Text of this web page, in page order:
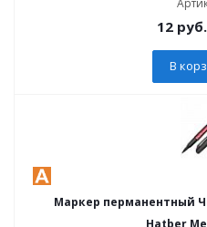
12руб.
В
Маркер перманентный
Hatber